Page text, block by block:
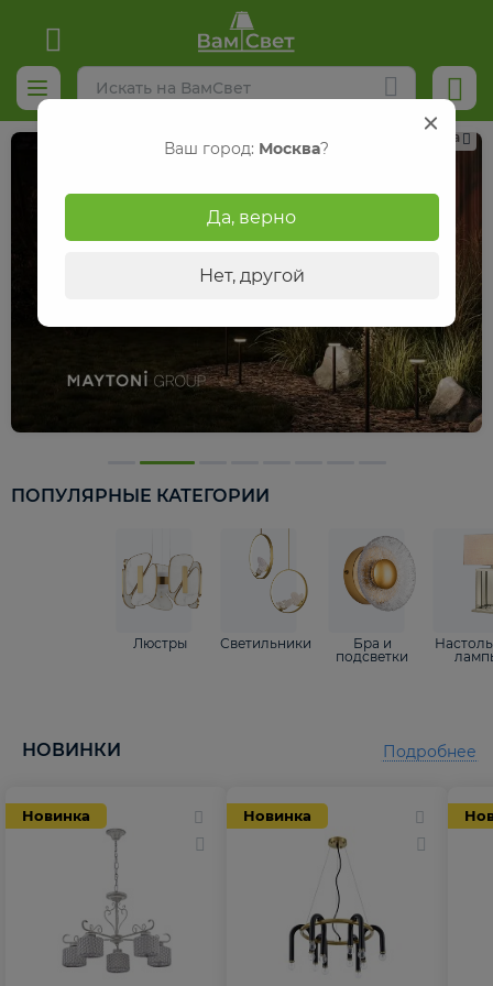
Реклама
ПОПУЛЯРНЫЕ КАТЕГОРИИ
Люстры Светильники
Бра и
подсветки
НОВИНКИ
Новинка Новинка
Подробнее
Ваш город: Москва?
Да, верно
Нет, другой